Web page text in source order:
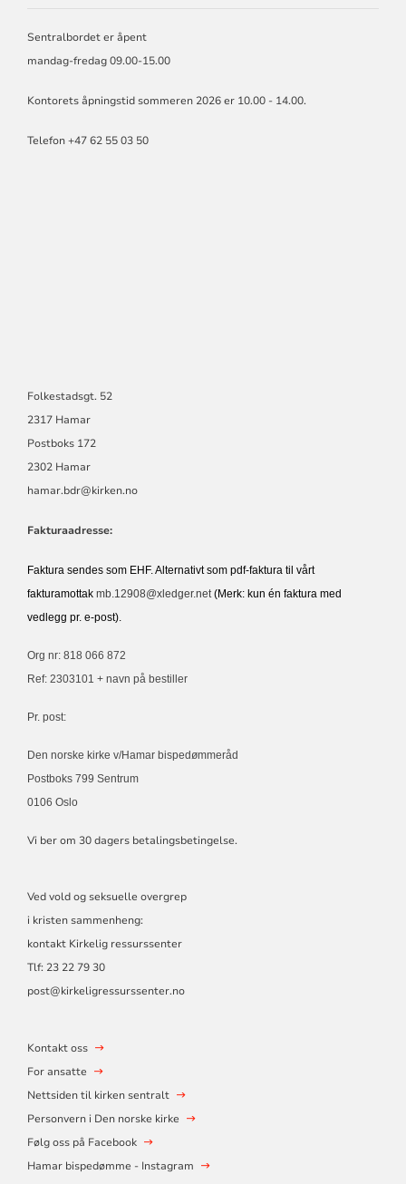
Sentralbordet er åpent
mandag-fredag 09.00-15.00
Kontorets åpningstid sommeren 2026 er 10.00 - 14.00.
Telefon +47 62 55 03 50
Folkestadsgt. 52
2317 Hamar
Postboks 172
2302 Hamar
hamar.bdr@kirken.no
Fakturaadresse:
Faktura sendes som EHF. Alternativt som pdf-faktura til vårt
fakturamottak mb.12908@xledger.net(Merk: kun én faktura med
vedlegg pr. e-post).
Org nr: 818 066 872
Ref: 2303101 + navn på bestiller
Pr. post:
Den norske kirke v/Hamar bispedømmeråd
Postboks 799 Sentrum
0106 Oslo
Vi ber om 30 dagers betalingsbetingelse.
Ved vold og seksuelle overgrep
i kristen sammenheng:
kontakt Kirkelig ressurssenter
Tlf: 23 22 79 30
post@kirkeligressurssenter.no
Kontakt oss
For ansatte
Nettsiden til kirken sentralt
Personvern i Den norske kirke
Følg oss på Facebook
Hamar bispedømme - Instagram